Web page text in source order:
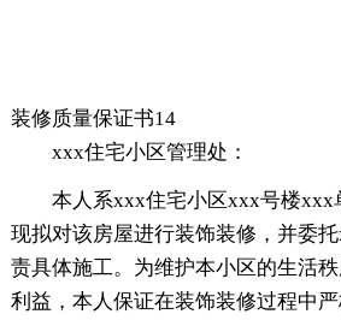
装修质量保证书14
xxx住宅小区管理处：
本人系xxx住宅小区xxx号楼xxx
现拟对该房屋进行装饰装修，并委
责具体施工。为维护本小区的生活
利益，本人保证在装饰装修过程中